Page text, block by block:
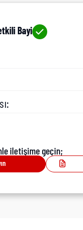
Bayi
iletişime geçin;